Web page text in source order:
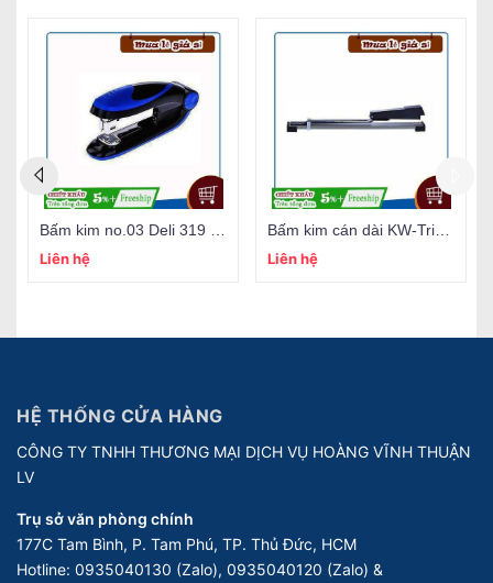
Liên hệ
Liên hệ
HỆ THỐNG CỬA HÀNG
CÔNG TY TNHH THƯƠNG MẠI DỊCH VỤ HOÀNG VĨNH THUẬN
LV
Trụ sở văn phòng chính
177C Tam Bình, P. Tam Phú, TP. Thủ Đức, HCM
Hotline: 0935040130 (Zalo), 0935040120 (Zalo) &